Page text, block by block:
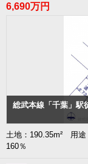
6,690万円
総武本線「千葉」駅
土地：190.35m² 用
160％